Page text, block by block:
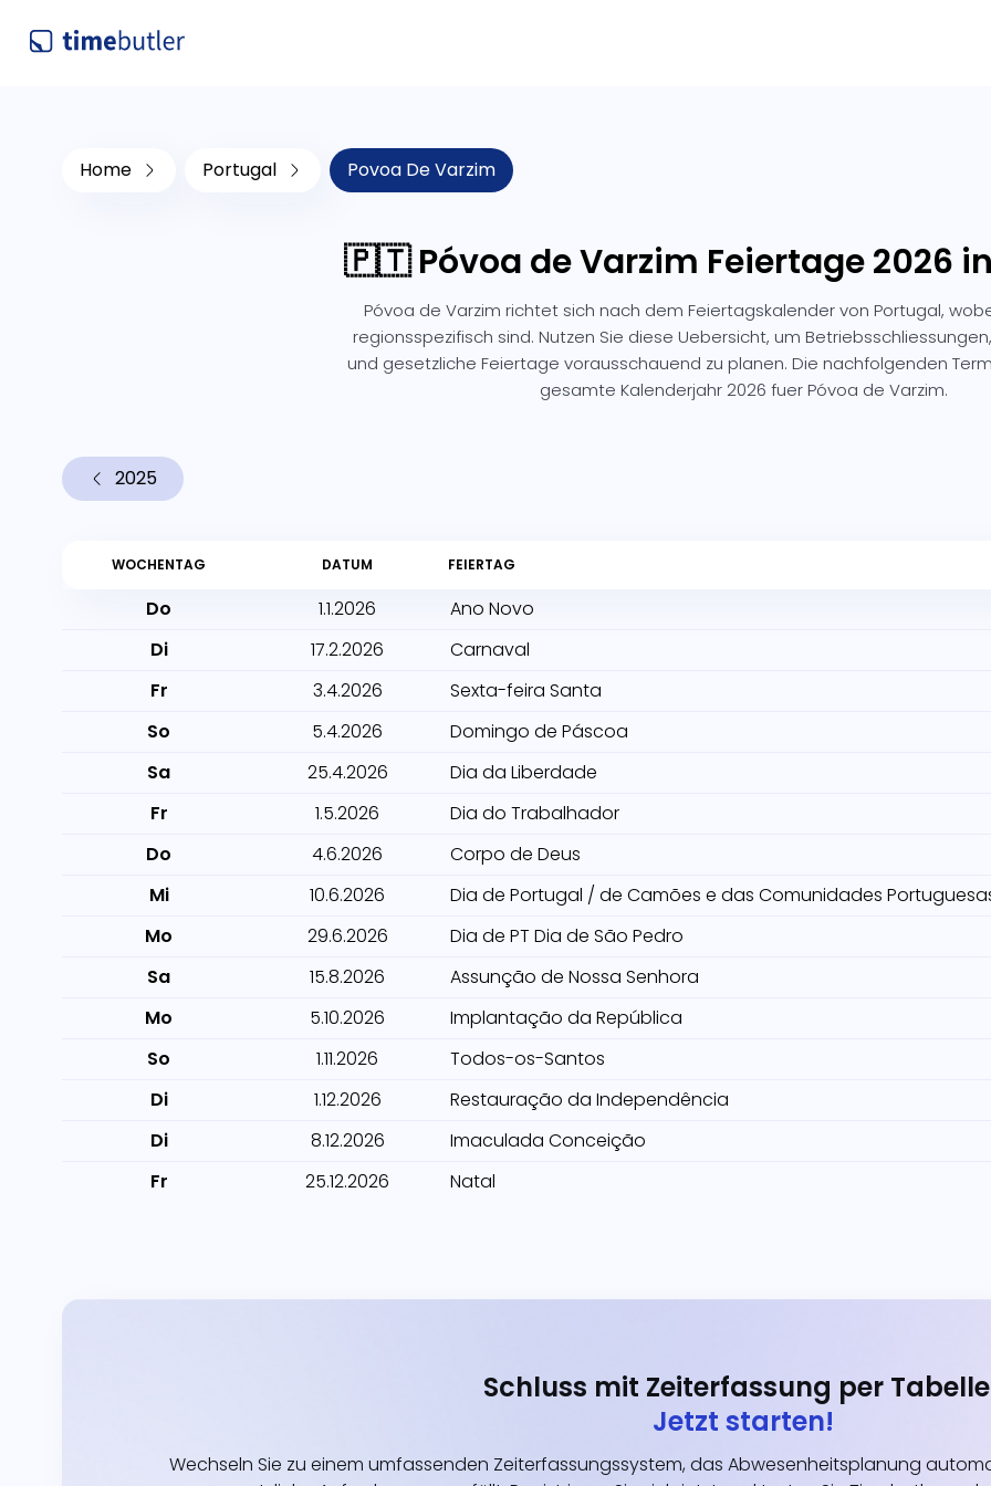
Home Portugal Povoa De Varzim
🇵🇹 Póvoa de Varzim Feiertage 2026
Póvoa de Varzim richtet sich nach dem Feiertagskalender von Portugal,
regionsspezifisch sind. Nutzen Sie diese Uebersicht, um
und gesetzliche Feiertage vorausschauend zu planen. Die nachfolgenden
gesamte Kalenderjahr 2026 fuer Póvoa de Varzim.
2025
WOCHENTAG DATUM FEIERTAG
Do 1.1.2026
Ano Novo
Di
17.2.2026
Carnaval
Fr
3.4.2026
Sexta-feira Santa
So
5.4.2026
Domingo de Páscoa
Sa
25.4.2026
Dia da Liberdade
Fr
1.5.2026
Dia do Trabalhador
Do
4.6.2026
Corpo de Deus
Mi
10.6.2026
Dia de Portugal / de Camões e das Comunidades
Mo
29.6.2026
Dia de PT Dia de São Pedro
Sa
15.8.2026
Assunção de Nossa Senhora
Mo
5.10.2026
Implantação da República
So
1.11.2026
Todos-os-Santos
Di
1.12.2026
Restauração da Independência
Di
8.12.2026
Imaculada Conceição
Fr
25.12.2026 Natal
Schluss mit Zeiterfassung per
Jetzt starten!
Wechseln Sie zu einem umfassenden Zeiterfassungssystem, das Abwesenheitsplanung